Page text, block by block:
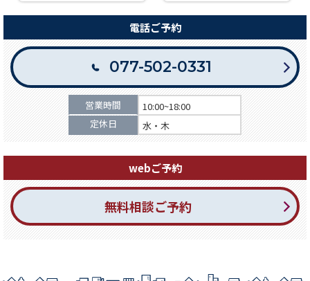
電話ご予約
077-502-0331
営業時間
10:00~18:00
定休日
水・木
webご予約
無料相談ご予約